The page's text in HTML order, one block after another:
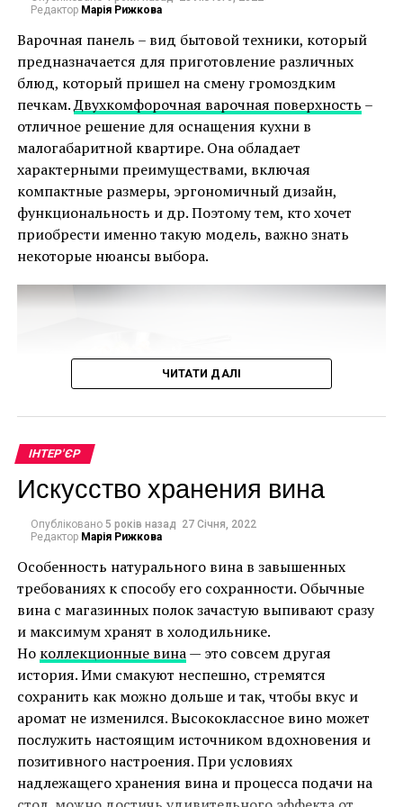
смотрятся пожелтевшие участки. Исправить
ситуацию могут только ремонтные работы. Не
спешите приобретать новые изделия, откройте для
себя разноцветные краски для сантехники. Готовые
варианты стоят дорого, поэтому воспользуйтесь
альтернативным предложением. В белую эмаль
просто введите колер подходящего оттенка.
Начните свой творческий эксперимент с
окрашивания внешней поверхности ванны.
Отличный результат вы сможете также получить,
если сначала нанесете в качестве грунта белую
цветной краской для автомобилей. Верхний слой
Если предстоит окрашивание внутренней
такие действия:
тщательно зачистите поверхность,
воспользовавшись болгаркой с абразивным
кругом или наждачной бумагой;
заделайте сколы шпатлевкой;
обезжирьте поверхность при помощи
специальных растворителей или пищевой
соды;
нанесите грунтовку;
перекройте воду, чтобы предупредить
попадание влаги, которая может испортить
новое покрытие;
наливайте порционно акрил, разглаживая его
пластиковым шпателем, или нанесите
кисточкой эмаль;
Редактор Марія Рижкова
Варочная панель – вид бытовой техники, который
предназначается для приготовление различных
блюд, который пришел на смену громоздким
печкам.Двухкомфорочная варочная поверхность –
отличное решение для оснащения кухни в
малогабаритной квартире. Она обладает
характерными преимуществами, включая
компактные размеры, эргономичный дизайн,
функциональность и др. Поэтому тем, кто хочет
приобрести именно такую модель, важно знать
некоторые нюансы выбора.
Типы варочных панелей
Выбирая варочную панель на 2 конфорки
необходимо, прежде всего, определиться с ее
типом. На рынке представлены следующие
разновидности:
газовые;
комбинированные.
Каждая из них имеет свои преимущества, в
частности газовая поверхность при наличии
ЧИТАТИ ДАЛІ
ІНТЕР'ЄР
Искусство хранения вина
Опубліковано 5 років назад 27 Січня, 2022
Редактор Марія Рижкова
Особенность натурального вина в завышенных
требованиях к способу его сохранности. Обычные
вина с магазинных полок зачастую выпивают сразу
и максимум хранят в холодильнике.
Но коллекционные вина— это совсем другая
история. Ими смакуют неспешно, стремятся
сохранить как можно дольше и так, чтобы вкус и
аромат не изменился. Высококлассное вино может
послужить настоящим источником вдохновения и
позитивного настроения. При условиях
надлежащего хранения вина и процесса подачи на